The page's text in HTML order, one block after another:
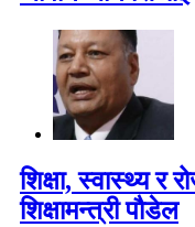
शिक्षा, स्वास्थ्य र
शिक्षामन्त्री पौडेल